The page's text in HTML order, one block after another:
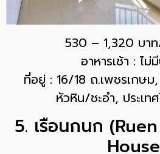
530 – 1,320 บา
อาหารเช้า : ไม่
ที่อยู่ : 16/18 ถ.เพชรเกษ
หัวหิน/ชะอำ, ประเท
5. เรือนกนก